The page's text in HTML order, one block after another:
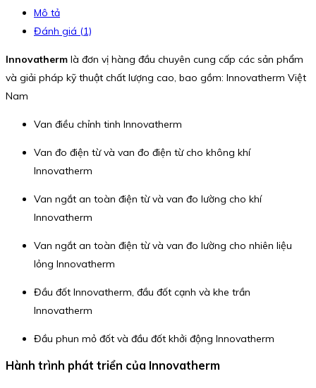
Mô tả
Đánh giá (1)
Innovatherm là đơn vị hàng đầu chuyên cung cấp các sản phẩm
và giải pháp kỹ thuật chất lượng cao, bao gồm: Innovatherm Việt
Nam
Van điều chỉnh tinh Innovatherm
Van đo điện từ và van đo điện từ cho không khí
Innovatherm
Van ngắt an toàn điện từ và van đo lường cho khí
Innovatherm
Van ngắt an toàn điện từ và van đo lường cho nhiên liệu
lỏng Innovatherm
Đầu đốt Innovatherm, đầu đốt cạnh và khe trần
Innovatherm
Đầu phun mỏ đốt và đầu đốt khởi động Innovatherm
Hành trình phát triển của Innovatherm